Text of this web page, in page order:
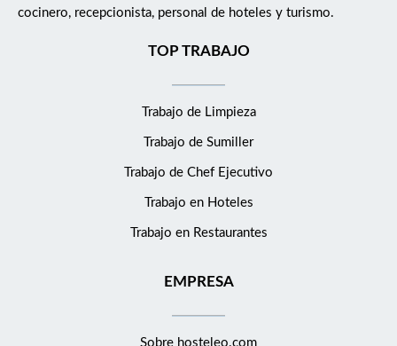
cocinero, recepcionista, personal de hoteles y turismo.
TOP TRABAJO
Trabajo de Limpieza
Trabajo de Sumiller
Trabajo de Chef Ejecutivo
Trabajo en Hoteles
Trabajo en Restaurantes
EMPRESA
Sobre hosteleo.com